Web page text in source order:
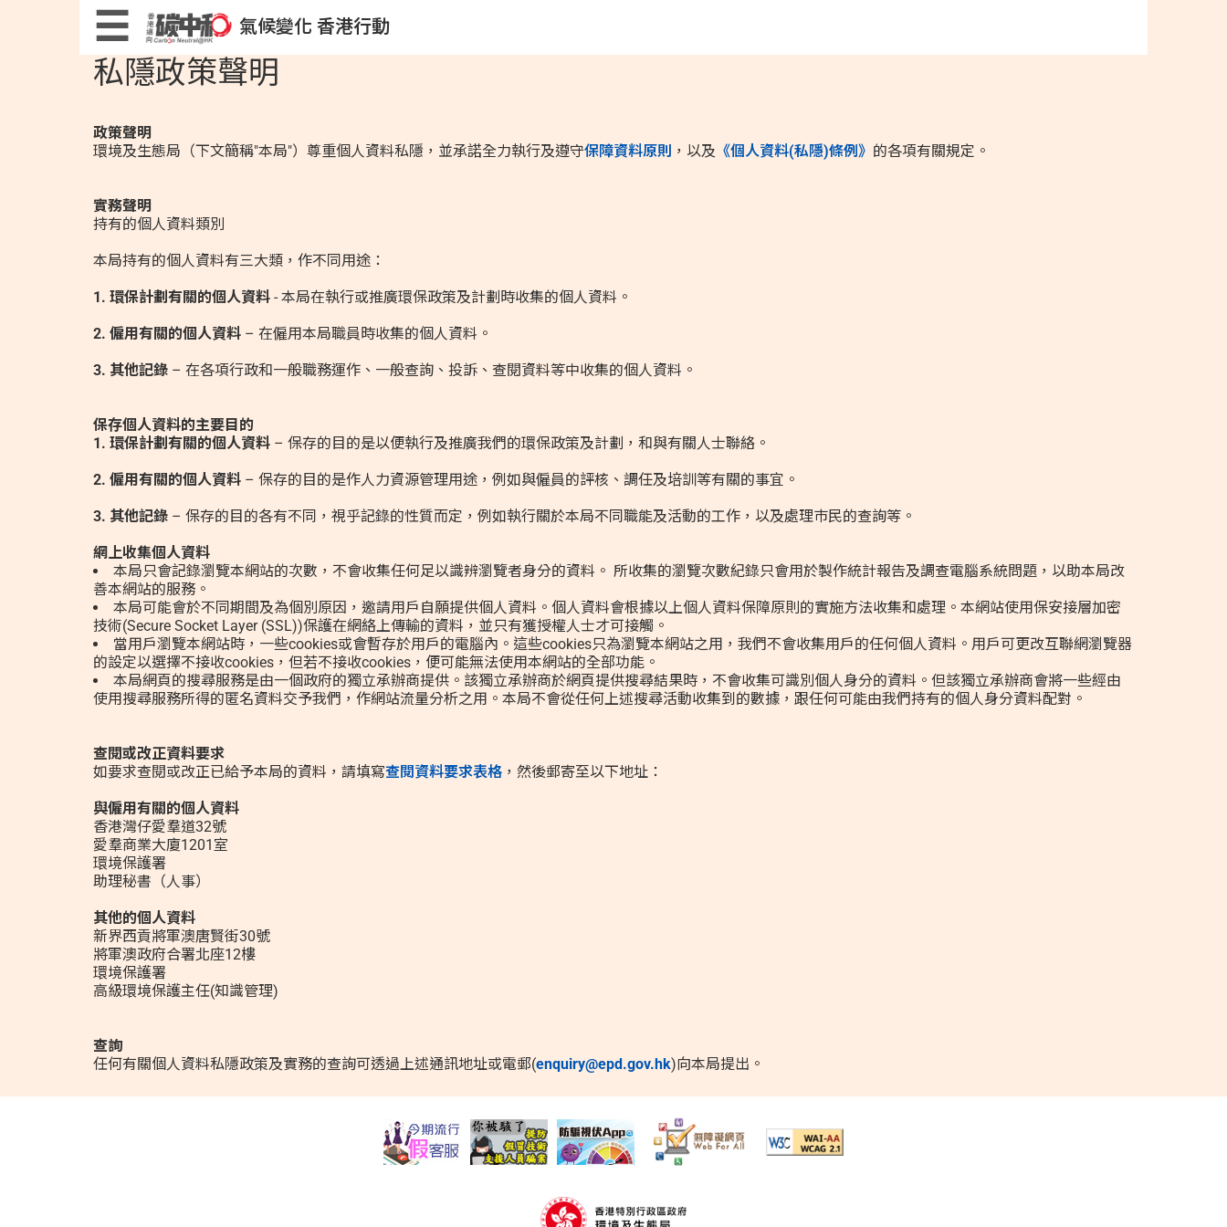
☰ 氣候變化 香港行動
低碳生活計算機
低碳生活小貼士
低碳生活小遊戲
Eng
×
私隱政策聲明
政策聲明
環境及生態局（下文簡稱"本局"）尊重個人資料私隱，並承諾全力執行及遵守保障資料原則 ，以及 《個人資料(私隱)條例》 的各項有關規定。
實務聲明
持有的個人資料類別
本局持有的個人資料有三大類，作不同用途：
1. 環保計劃有關的個人資料 - 本局在執行或推廣環保政策及計劃時收集的個人資料。
2. 僱用有關的個人資料 – 在僱用本局職員時收集的個人資料。
3. 其他記錄 – 在各項行政和一般職務運作、一般查詢、投訴、查閱資料等中收集的個人資料。
保存個人資料的主要目的
1. 環保計劃有關的個人資料 – 保存的目的是以便執行及推廣我們的環保政策及計劃，和與有關人士聯絡。
2. 僱用有關的個人資料 – 保存的目的是作人力資源管理用途，例如與僱員的評核、調任及培訓等有關的事宜。
3. 其他記錄 – 保存的目的各有不同，視乎記錄的性質而定，例如執行關於本局不同職能及活動的工作，以及處理巿民的查詢等。
網上收集個人資料
本局只會記錄瀏覽本網站的次數，不會收集任何足以識辨瀏覽者身分的資料。 所收集的瀏覽次數紀錄只會用於製作統計報告及調查電腦系統問題，以助本局改
善本網站的服務。
本局可能會於不同期間及為個別原因，邀請用戶自願提供個人資料。個人資料會根據以上個人資料保障原則的實施方法收集和處理。本網站使用保安接層加密
技術(Secure Socket Layer (SSL))保護在網絡上傳輸的資料，並只有獲授權人士才可接觸。
當用戶瀏覽本網站時，一些cookies或會暫存於用戶的電腦內。這些cookies只為瀏覽本網站之用，我們不會收集用戶的任何個人資料。用戶可更改互聯網瀏覽器
的設定以選擇不接收cookies，但若不接收cookies，便可能無法使用本網站的全部功能。
本局網頁的搜尋服務是由一個政府的獨立承辦商提供。該獨立承辦商於網頁提供搜尋結果時，不會收集可識別個人身分的資料。但該獨立承辦商會將一些經由
使用搜尋服務所得的匿名資料交予我們，作網站流量分析之用。本局不會從任何上述搜尋活動收集到的數據，跟任何可能由我們持有的個人身分資料配對。
查閱或改正資料要求
如要求查閱或改正已給予本局的資料，請填寫查閱資料要求表格 ，然後郵寄至以下地址：
與僱用有關的個人資料
香港灣仔愛羣道32號
愛羣商業大廈1201室
環境保護署
助理秘書（人事）
其他的個人資料
新界西貢將軍澳唐賢街30號
將軍澳政府合署北座12樓
環境保護署
高級環境保護主任(知識管理)
查詢
任何有關個人資料私隱政策及實務的查詢可透過上述通訊地址或電郵(enquiry@epd.gov.hk)向本局提出。